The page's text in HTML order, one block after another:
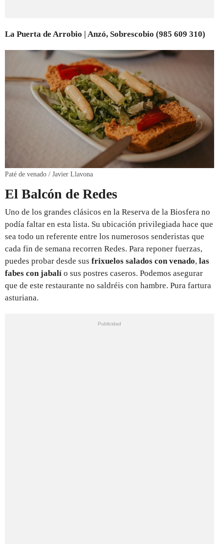
La Puerta de Arrobio | Anzó, Sobrescobio (985 609 310)
Paté de venado / Javier Llavona
El Balcón de Redes
Uno de los grandes clásicos en la Reserva de la Biosfera no
podía faltar en esta lista. Su ubicación privilegiada hace que
sea todo un referente entre los numerosos senderistas que
cada fin de semana recorren Redes. Para reponer fuerzas,
puedes probar desde sus frixuelos salados con venado, las
fabes con jabalí o sus postres caseros. Podemos asegurar
que de este restaurante no saldréis con hambre. Pura fartura
asturiana.